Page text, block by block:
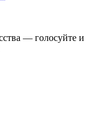
— голосуйте и